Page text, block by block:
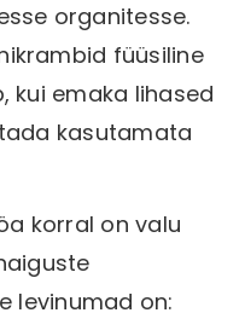
organitesse.
füüsiline
kui emaka lihased
kasutamata
korral on valu
levinumad on: